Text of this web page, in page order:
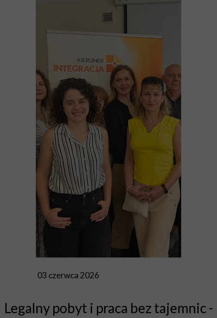
03 czerwca 2026
Legalny pobyt i praca bez tajemnic -
Kontakt
Rekrutacja
Dokumenty